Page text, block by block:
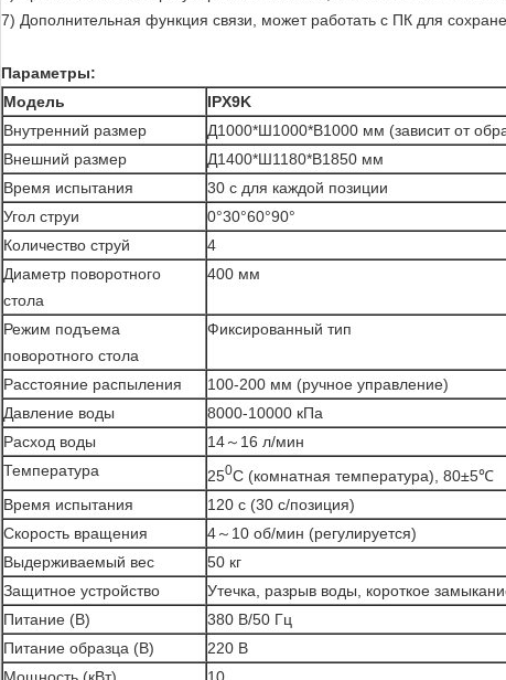
7) Дополнительная функция связи, может работать с ПК для
Параметры:
Модель
IPX9K
Внутренний размер
Д1000*Ш1000*В1000 мм (зависит от
Внешний размер
Д1400*Ш1180*В1850 мм
Время испытания
30 с для каждой позиции
Угол струи
0°30°60°90°
Количество струй
4
Диаметр поворотного
стола
400 мм
Режим подъема
поворотного стола
Фиксированный тип
Расстояние распыления
100-200 мм (ручное управление)
Давление воды
8000-10000 кПа
Расход воды
14～16 л/мин
Температура
250C (комнатная температура), 80±5℃
Время испытания
120 с (30 с/позиция)
Скорость вращения
4～10 об/мин (регулируется)
Выдерживаемый вес
50 кг
Защитное устройство
Утечка, разрыв воды, короткое
Питание (В)
380 В/50 Гц
Питание образца (В)
220 В